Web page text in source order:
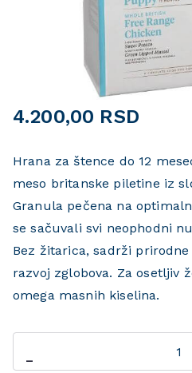
4.200,00 RSD
Hrana za štence do 12
meso britanske piletine iz
Granula pečena na
se sačuvali svi neophodni
Bez žitarica, sadrži
razvoj zglobova. Za osetljiv
omega masnih kiselina.
-